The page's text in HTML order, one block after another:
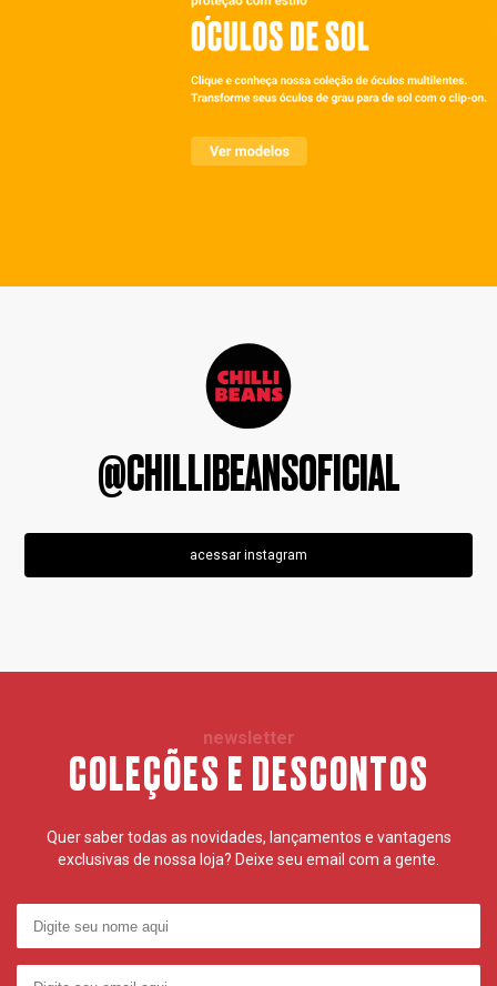
@CHILLIBEANSOFICIAL
acessar instagram
newsletter
COLEÇÕES E DESCONTOS
Quer saber todas as novidades, lançamentos e vantagens
exclusivas de nossa loja? Deixe seu email com a gente.